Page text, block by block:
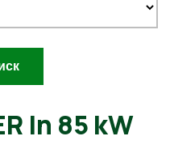
In 85 kW